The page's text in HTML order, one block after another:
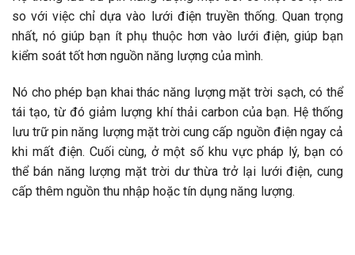
so với việc chỉ dựa vào lưới điện truyền thống. Quan trọng
nhất, nó giúp bạn ít phụ thuộc hơn vào lưới điện, giúp bạn
kiểm soát tốt hơn nguồn năng lượng của mình.
Nó cho phép bạn khai thác năng lượng mặt trời sạch, có thể
tái tạo, từ đó giảm lượng khí thải carbon của bạn. Hệ thống
lưu trữ pin năng lượng mặt trời cung cấp nguồn điện ngay cả
khi mất điện. Cuối cùng, ở một số khu vực pháp lý, bạn có
thể bán năng lượng mặt trời dư thừa trở lại lưới điện, cung
cấp thêm nguồn thu nhập hoặc tín dụng năng lượng.